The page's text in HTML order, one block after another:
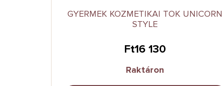
GYERMEK KOZMETIKAI TOK UNICORN
STYLE
Ft16 130
Raktáron